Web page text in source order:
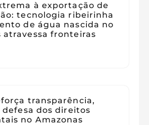
à exportação de
tecnologia ribeirinha
de água nascida no
atravessa fronteiras
transparência,
dos direitos
no Amazonas